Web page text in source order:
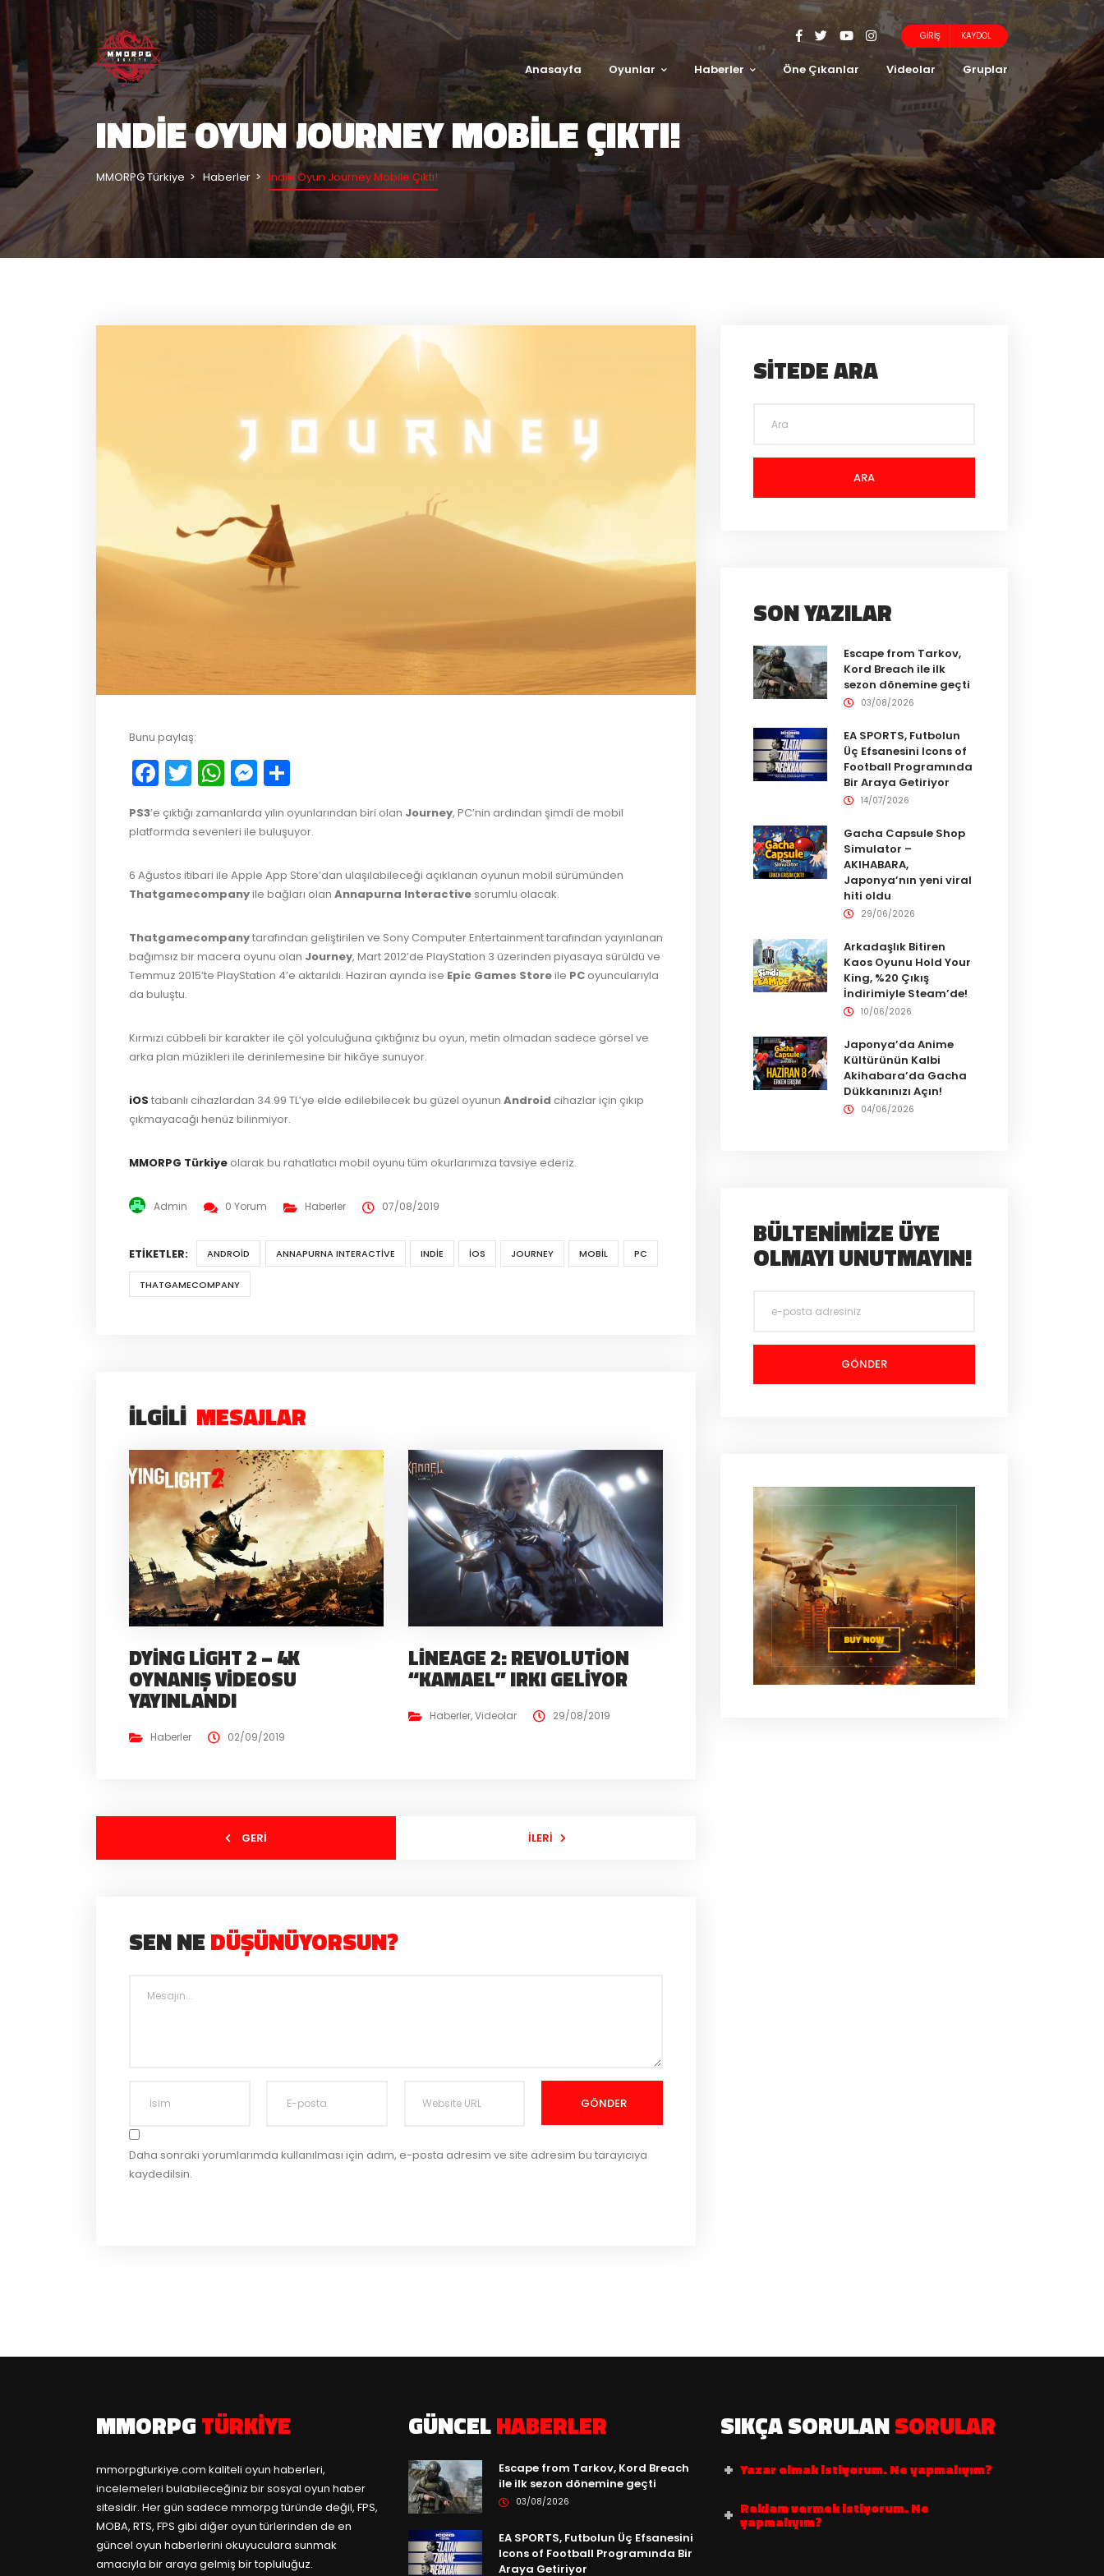
GIRIŞ KAYDOL
Anasayfa Oyunlar Haberler Öne Çıkanlar Videolar Gruplar
INDIE OYUN JOURNEY MOBILE ÇIKTI!
MMORPG Türkiye Haberler Indie Oyun Journey Mobile Çıktı!
Bunu paylaş:
Facebook
Twitter
WhatsApp
Messenger
PS3’e çıktığı zamanlarda yılın oyunlarından biri olan Journey, PC’nin ardından şimdi de mobil
platformda sevenleri ile buluşuyor.
6 Ağustos itibari ile Apple App Store’dan ulaşılabileceği açıklanan oyunun mobil sürümünden
Thatgamecompanyile bağları olan Annapurna Interactive sorumlu olacak.
Thatgamecompanytarafından geliştirilen ve Sony Computer Entertainment tarafından yayınlanan
bağımsız bir macera oyunu olan Journey, Mart 2012’de PlayStation 3 üzerinden piyasaya sürüldü ve
Temmuz 2015’te PlayStation 4’e aktarıldı. Haziran ayında ise Epic Games Storeile PC oyuncularıyla
da buluştu.
Kırmızı cübbeli bir karakter ile çöl yolculuğuna çıktığınız bu oyun, metin olmadan sadece görsel ve
arka plan müzikleri ile derinlemesine bir hikâye sunuyor.
iOS tabanlı cihazlardan 34.99 TL’ye elde edilebilecek bu güzel oyunun Android cihazlar için çıkıp
çıkmayacağı henüz bilinmiyor.
MMORPG Türkiye olarak bu rahatlatıcı mobil oyunu tüm okurlarımıza tavsiye ederiz.
Admin 0 Yorum Haberler 07/08/2019
ETIKETLER: ANDROID ANNAPURNA INTERACTIVE INDIE IOS JOURNEY MOBIL PC
THATGAMECOMPANY
İLGILI MESAJLAR
DYING LIGHT 2 – 4K
OYNANIŞ VIDEOSU
YAYINLANDI
Haberler 02/09/2019
LINEAGE 2: REVOLUTION
“KAMAEL” IRKI GELIYOR
Haberler,Videolar 29/08/2019
GERI İLERI
SEN NEDÜŞÜNÜYORSUN?
GÖNDER
Daha sonraki yorumlarımda kullanılması için adım, e-posta adresim ve site adresim bu tarayıcıya
kaydedilsin.
SITEDE ARA
ARA
SON YAZILAR
Escape from Tarkov,
Kord Breach ile ilk
sezon dönemine geçti
03/08/2026
EA SPORTS, Futbolun
Üç Efsanesini Icons of
Football Programında
Bir Araya Getiriyor
14/07/2026
Gacha Capsule Shop
Simulator –
AKIHABARA,
Japonya’nın yeni viral
hiti oldu
29/06/2026
Arkadaşlık Bitiren
Kaos Oyunu Hold Your
King, %20 Çıkış
İndirimiyle Steam’de!
10/06/2026
Japonya’da Anime
Kültürünün Kalbi
Akihabara’da Gacha
Dükkanınızı Açın!
04/06/2026
BÜLTENIMIZE ÜYE
OLMAYI UNUTMAYIN!
MMORPGTÜRKIYE
mmorpgturkiye.com kaliteli oyun haberleri,
incelemeleri bulabileceğiniz bir sosyal oyun haber
sitesidir. Her gün sadece mmorpg türünde değil, FPS,
MOBA, RTS, FPS gibi diğer oyun türlerinden de en
güncel oyun haberlerini okuyuculara sunmak
amacıyla bir araya gelmiş bir topluluğuz.
GÜNCELHABERLER
Escape from Tarkov, Kord Breach
ile ilk sezon dönemine geçti
03/08/2026
EA SPORTS, Futbolun Üç Efsanesini
Icons of Football Programında Bir
Araya Getiriyor
SIKÇA SORULANSORULAR
Yazar olmak istiyorum. Ne yapmalıyım?
Reklam vermek istiyorum. Ne
yapmalıyım?